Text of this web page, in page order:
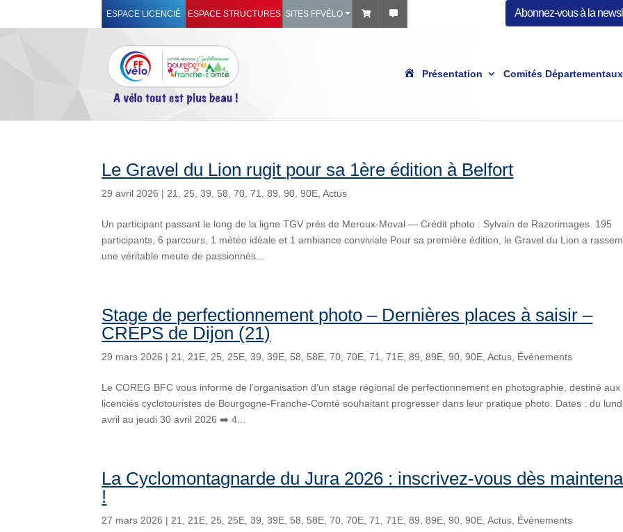
ESPACE LICENCIÉ ESPACE STRUCTURES SITES FFVÉLO Abonnez-vous à la
l
Présentation Comités Départementaux
Le Gravel du Lion rugit pour sa 1ère édition à Belfort
29 avril 2026 | 21 25 ,39 58 ,70 ,71 ,89 ,90 ,90E ,Actus
Un participant passant le long de la ligne TGV près de Meroux‑Moval — Crédit photo : Sylvain de Razorimages. 195
participants, 6 parcours, 1 météo idéale et 1 ambiance conviviale Pour sa première édition, le Gravel du Lion a
une véritable meute de passionnés...
Stage de perfectionnement photo – Dernières places à saisir –
CREPS de Dijon (21)
29 mars 2026 | 21 21E 25 25E ,39 ,39E 58 58E ,70 ,70E ,71 ,71E ,89 ,89E ,90 ,90E ,Actus Événements
Le COREG BFC vous informe de l’organisation d’un stage régional de perfectionnement en photographie, destiné aux
licenciés cyclotouristes de Bourgogne-Franche-Comté souhaitant progresser dans leur pratique photo. Dates : du
avril au jeudi 30 avril 2026 ➡️ 4...
‍La Cyclomontagnarde du Jura 2026 : inscrivez-vous dès
!
27 mars 2026 | 21 21E 25 25E ,39 ,39E 58 58E ,70 ,70E ,71 ,71E ,89 ,89E ,90 ,90E ,Actus Événements